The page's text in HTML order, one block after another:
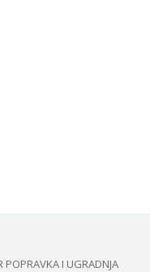
POPRAVKA I UGRADNJA